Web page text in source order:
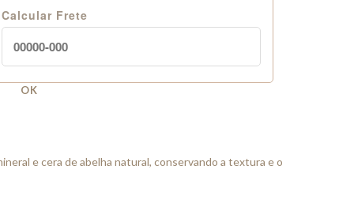
Calcular Frete
OK
e cera de abelha natural, conservando a textura e o